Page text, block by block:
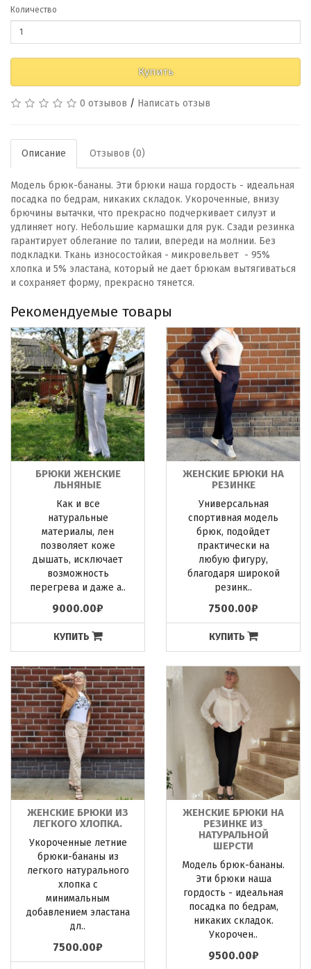
Количество
Купить
0 отзывов / Написать отзыв
Описание Отзывов (0)
Модель брюк-бананы. Эти брюки наша гордость - идеальная
посадка по бедрам, никаких складок. Укороченные, внизу
брючины вытачки, что прекрасно подчеркивает силуэт и
удлиняет ногу. Небольшие кармашки для рук. Сзади резинка
гарантирует облегание по талии, впереди на молнии. Без
подкладки. Ткань износостойкая - микровельвет - 95%
хлопка и 5% эластана, который не дает брюкам вытягиваться
и сохраняет форму, прекрасно тянется.
Рекомендуемые товары
БРЮКИ ЖЕНСКИЕ
ЛЬНЯНЫЕ
Как и все
натуральные
материалы, лен
позволяет коже
дышать, исключает
возможность
перегрева и даже а..
9000.00₽
КУПИТЬ
ЖЕНСКИЕ БРЮКИ НА
РЕЗИНКЕ
Универсальная
спортивная модель
брюк, подойдет
практически на
любую фигуру,
благодаря широкой
резинк..
7500.00₽
КУПИТЬ
ЖЕНСКИЕ БРЮКИ ИЗ
ЛЕГКОГО ХЛОПКА.
Укороченные летние
брюки-бананы из
легкого натурального
хлопка с
минимальным
добавлением эластана
дл..
7500.00₽
ЖЕНСКИЕ БРЮКИ НА
РЕЗИНКЕ ИЗ
НАТУРАЛЬНОЙ
ШЕРСТИ
Модель брюк-бананы.
Эти брюки наша
гордость - идеальная
посадка по бедрам,
никаких складок.
Укорочен..
9500.00₽